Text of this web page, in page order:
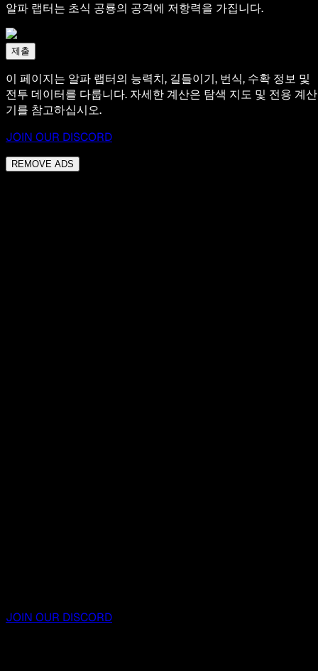
알파 랩터는 초식 공룡의 공격에 저항력을 가집니다.
제출
이 페이지는 알파 랩터의 능력치, 길들이기, 번식, 수확 정보 및
전투 데이터를 다룹니다. 자세한 계산은 탐색 지도 및 전용 계산
기를 참고하십시오.
JOIN OUR DISCORD
REMOVE ADS
JOIN OUR DISCORD